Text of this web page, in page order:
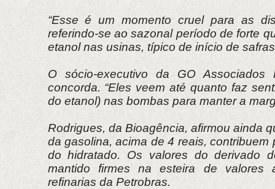
“Esse é um momento cruel para as
referindo-se ao sazonal período de forte
etanol nas usinas, típico de início de
O sócio-executivo da GO Associados
concorda. “Eles veem até quanto faz
do etanol) nas bombas para manter a
Rodrigues, da Bioagência, afirmou ainda
da gasolina, acima de 4 reais, contribuem
do hidratado. Os valores do derivado
mantido firmes na esteira de valores
refinarias da Petrobras.